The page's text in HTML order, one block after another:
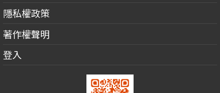
隱私權政策
著作權聲明
登入